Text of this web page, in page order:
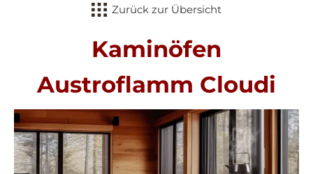
Zurück zur Übersicht
Kaminöfen
Austroflamm Cloudi